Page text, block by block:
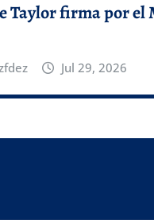
Taylor firma por el
Jul 29, 2026